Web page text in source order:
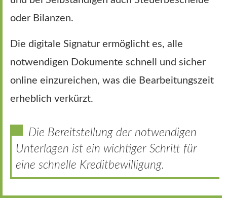
oder Bilanzen.
Die digitale Signatur ermöglicht es, alle
notwendigen Dokumente schnell und sicher
online einzureichen, was die Bearbeitungszeit
erheblich verkürzt.
Die Bereitstellung der notwendigen
Unterlagen ist ein wichtiger Schritt für
eine schnelle Kreditbewilligung.